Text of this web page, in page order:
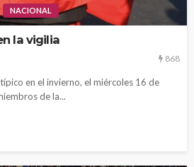
NACIONAL
la vigilia
868
en el invierno, el miércoles 16 de
de la...